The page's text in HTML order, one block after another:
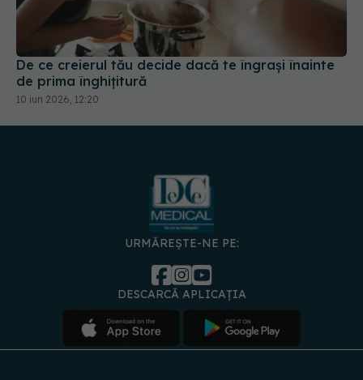
De ce creierul tău decide dacă te îngrași înainte
de prima înghițitură
10 iun 2026, 12:20
URMĂREȘTE-NE PE:
DESCARCĂ APLICAȚIA